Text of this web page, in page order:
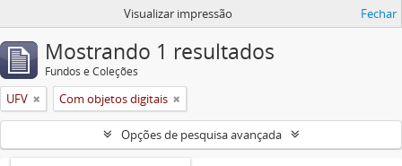
Visualizar impressão Fechar
Mostrando 1 resultados
Fundos e Coleções
UFV Com objetos digitais
Opções de pesquisa avançada